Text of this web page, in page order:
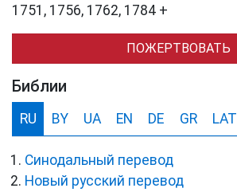
1751, 1756, 1762, 1784 +
ПОЖЕРТВОВАТЬ
Библии
RU BY UA EN DE GR LAT
Синодальный перевод
Новый русский перевод